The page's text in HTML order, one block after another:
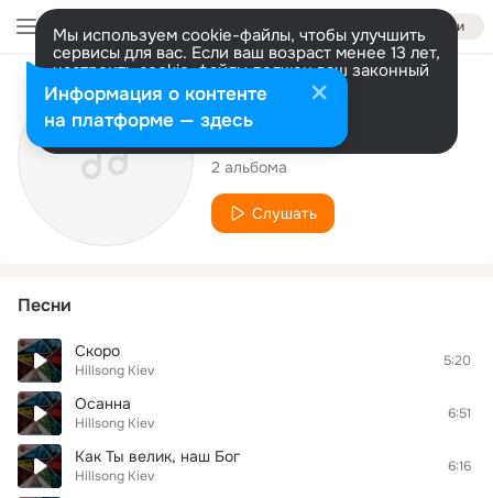
Войти
Мы используем cookie-файлы, чтобы улучшить
сервисы для вас. Если ваш возраст менее 13 лет,
настроить cookie-файлы должен ваш законный
представитель. Больше информации
Разрешить все Настроить
Исполнитель
Hillsong Kiev
2 альбома
Слушать
Песни
Скоро
Hillsong Kiev
5:20
Осанна
Hillsong Kiev
6:51
Как Ты велик, наш Бог
Hillsong Kiev
6:16
Информация о контенте
на платформе — здесь